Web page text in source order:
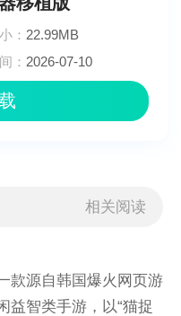
：22.99MB
： 2026-07-10
相关阅读
款源自韩国爆火网页游
益智类手游，以“猫捉